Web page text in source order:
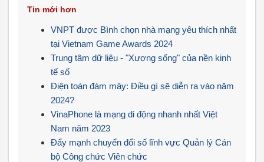
Tin mới hơn
VNPT được Bình chọn nhà mạng yêu thích nhất
tại Vietnam Game Awards 2024
Trung tâm dữ liệu - "Xương sống" của nền kinh
tế số
Điện toán đám mây: Điều gì sẽ diễn ra vào năm
2024?
VinaPhone là mạng di động nhanh nhất Việt
Nam năm 2023
Đẩy mạnh chuyển đổi số lĩnh vực Quản lý Cán
bộ Công chức Viên chức